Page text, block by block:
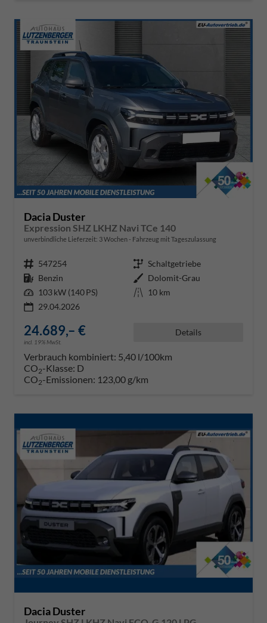
Dacia Duster
Expression SHZ LKHZ Navi TCe 140
unverbindliche Lieferzeit: 3 Wochen Fahrzeug mit Tageszulassung
Fahrzeugnr. 547254 Getriebe Schaltgetriebe
Kraftstoff Benzin Außenfarbe Dolomit-Grau
Leistung 103 kW (140 PS) Kilometerstand 10 km
29.04.2026
24.689,– €
incl. 19% MwSt.
Details
Verbrauch kombiniert: 5,40 l/100km
CO2-Klasse: D
CO2-Emissionen: 123,00 g/km
Dacia Duster